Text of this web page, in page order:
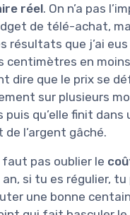
réel. On n’a pas
de télé-achat,
résultats que j’ai
centimètres en
dire que le prix se
sur plusieurs
puis qu’elle finit dans
de l’argent gâché.
faut pas oublier le
an, si tu es régulier, tu
une bonne